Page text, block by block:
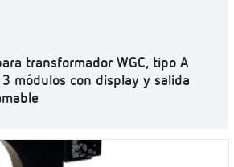
transformador WGC, tipo A
módulos con display y salida